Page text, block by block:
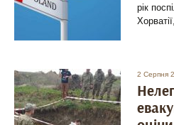
рік
2 Серпня